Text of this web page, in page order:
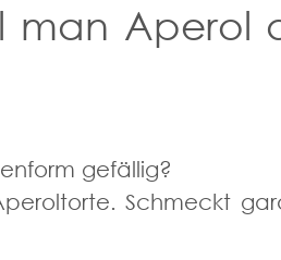
man Aperol
gefällig?
Schmeckt